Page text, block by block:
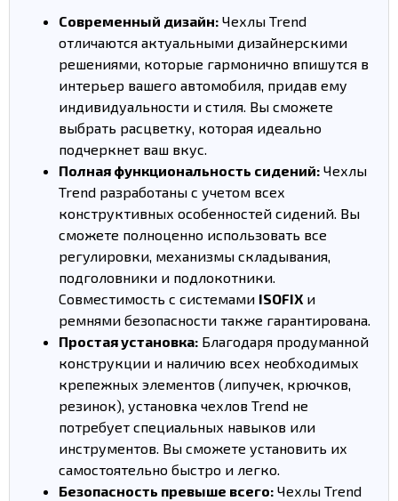
Современный дизайн: Чехлы Trend
отличаются актуальными дизайнерскими
решениями, которые гармонично впишутся в
интерьер вашего автомобиля, придав ему
индивидуальности и стиля. Вы сможете
выбрать расцветку, которая идеально
подчеркнет ваш вкус.
Полная функциональность сидений: Чехлы
Trend разработаны с учетом всех
конструктивных особенностей сидений. Вы
сможете полноценно использовать все
регулировки, механизмы складывания,
подголовники и подлокотники.
Совместимость с системами ISOFIX и
ремнями безопасности также гарантирована.
Простая установка: Благодаря продуманной
конструкции и наличию всех необходимых
крепежных элементов (липучек, крючков,
резинок), установка чехлов Trend не
потребует специальных навыков или
инструментов. Вы сможете установить их
самостоятельно быстро и легко.
Безопасность превыше всего: Чехлы Trend